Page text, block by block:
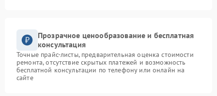
Прозрачное ценообразование и бесплатная
консультация
Точные прайс-листы, предварительная оценка стоимости
ремонта, отсутствие скрытых платежей и возможность
бесплатной консультации по телефону или онлайн на
сайте